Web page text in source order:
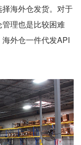
海外仓发货。对于
理也是比较困难
外仓一件代发API